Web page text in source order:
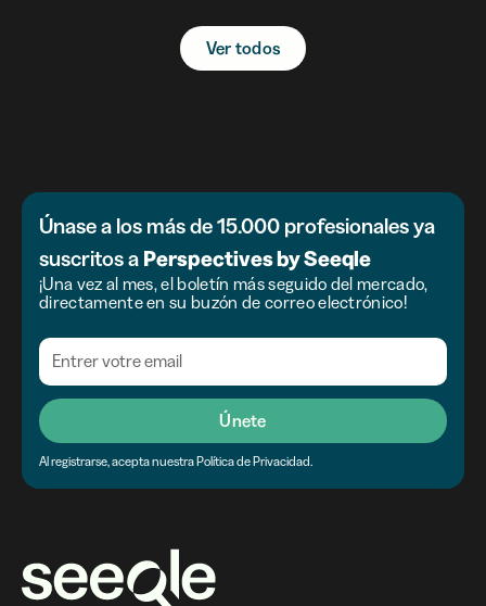
Ver todos
Únase a los más de 15.000 profesionales ya
suscritos a Perspectives by Seeqle
¡Una vez al mes, el boletín más seguido del mercado,
directamente en su buzón de correo electrónico!
Únete
Al registrarse, acepta nuestra Política de Privacidad.